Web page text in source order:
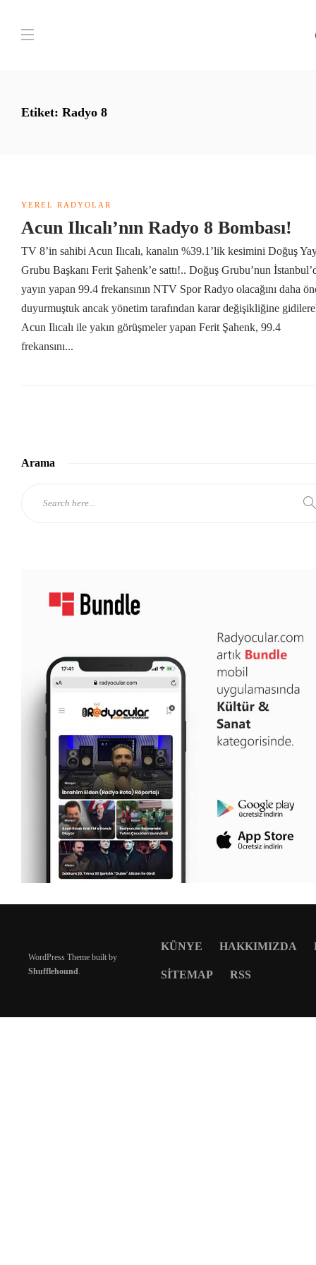
Etiket: Radyo 8
YEREL RADYOLAR
Acun Ilıcalı’nın Radyo 8 Bombası!
TV 8’in sahibi Acun Ilıcalı, kanalın %39.1’lik kesimini Doğuş
Grubu Başkanı Ferit Şahenk’e sattı!.. Doğuş Grubu’nun
yayın yapan 99.4 frekansının NTV Spor Radyo olacağını daha
duyurmuştuk ancak yönetim tarafından karar değişikliğine
Acun Ilıcalı ile yakın görüşmeler yapan Ferit Şahenk, 99.4
frekansını...
Arama
WordPress Theme built by
Shufflehound.
KÜNYE HAKKIMIZDA
SITEMAP RSS